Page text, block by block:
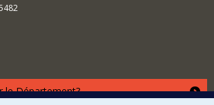
as well as urban iconography with a broad
from antiquity to the present day. I am
on several monographs: one on
le Département?